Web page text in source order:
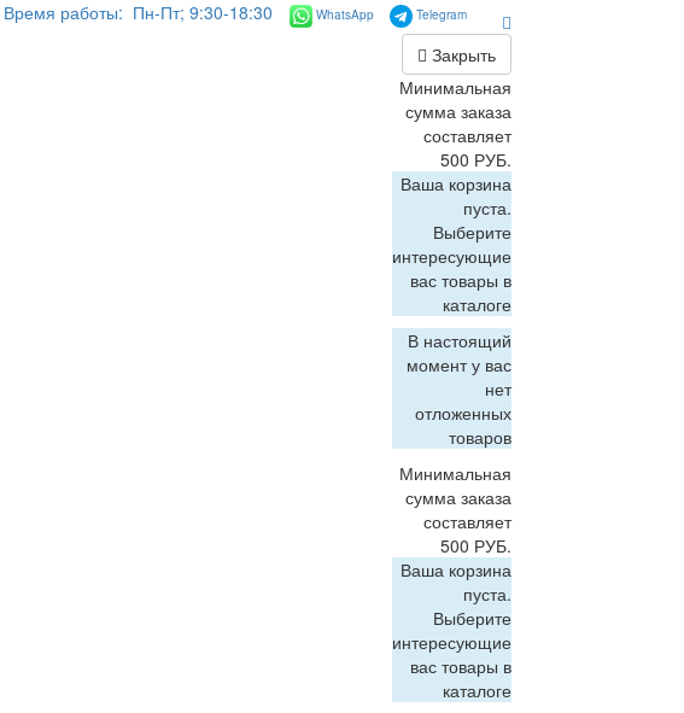
Время работы: Пн-Пт; 9:30-18:30 WhatsApp Telegram
Закрыть
Минимальная
сумма заказа
составляет
500 РУБ.
Ваша корзина
пуста.
Выберите
интересующие
вас товары в
каталоге
В настоящий
момент у вас
нет
отложенных
товаров
Минимальная
сумма заказа
составляет
500 РУБ.
Ваша корзина
пуста.
Выберите
интересующие
вас товары в
каталоге